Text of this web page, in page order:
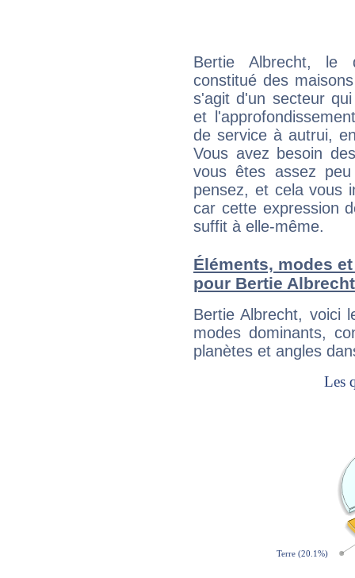
Bertie Albrecht, le
constitué des
s'agit d'un secteur
et
de service à autrui,
Vous avez besoin
vous êtes assez
pensez, et cela vous
car cette expression
suffit à elle-même.
Éléments, modes
pour Bertie Albrecht
Bertie Albrecht, voici
modes dominants,
planètes et angles